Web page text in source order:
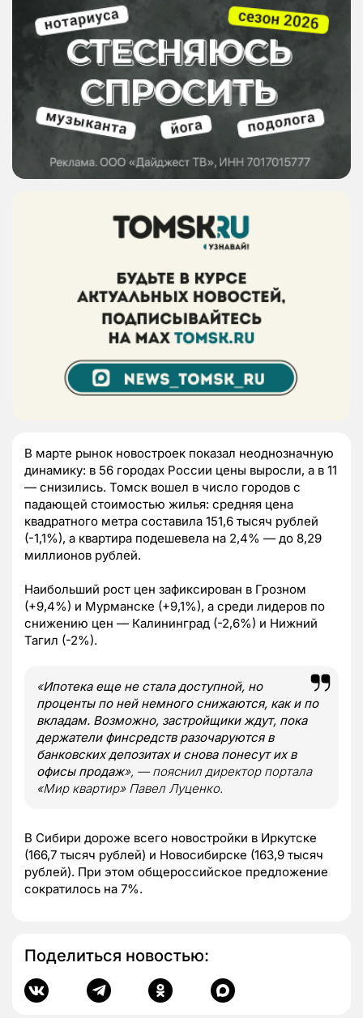
В марте рынок новостроек показал неоднозначную
динамику: в 56 городах России цены выросли, а в 11
— снизились. Томск вошел в число городов с
падающей стоимостью жилья: средняя цена
квадратного метра составила 151,6 тысяч рублей
(-1,1%), а квартира подешевела на 2,4% — до 8,29
миллионов рублей.
Наибольший рост цен зафиксирован в Грозном
(+9,4%) и Мурманске (+9,1%), а среди лидеров по
снижению цен — Калининград (-2,6%) и Нижний
Тагил (-2%).
«Ипотека еще не стала доступной, но
проценты по ней немного снижаются, как и по
вкладам. Возможно, застройщики ждут, пока
держатели финсредств разочаруются в
банковских депозитах и снова понесут их в
офисы продаж», — пояснил директор портала
«Мир квартир» Павел Луценко.
В Сибири дороже всего новостройки в Иркутске
(166,7 тысяч рублей) и Новосибирске (163,9 тысяч
рублей). При этом общероссийское предложение
сократилось на 7%.
Поделиться новостью: